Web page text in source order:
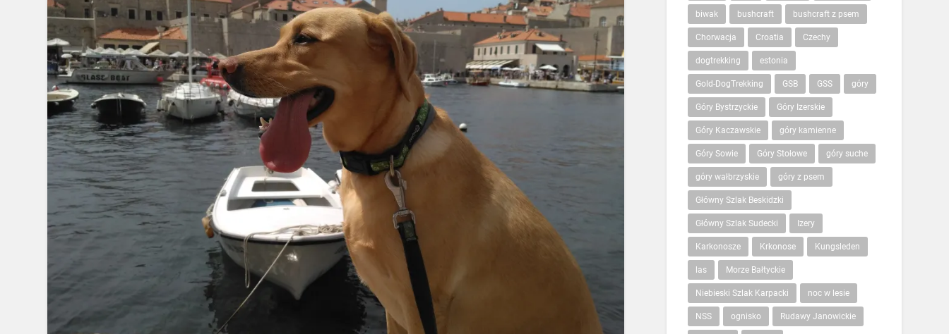
biwak bushcraft bushcraft z psem
Chorwacja Croatia Czechy
dogtrekking estonia
Gold-DogTrekking GSB GSS góry
Góry Bystrzyckie Góry Izerskie
Góry Kaczawskie góry kamienne
Góry Sowie Góry Stołowe góry suche
góry wałbrzyskie góry z psem
Główny Szlak Beskidzki
Główny Szlak Sudecki Izery
Karkonosze Krkonose Kungsleden
las Morze Bałtyckie
Niebieski Szlak Karpacki noc w lesie
NSS ognisko Rudawy Janowickie